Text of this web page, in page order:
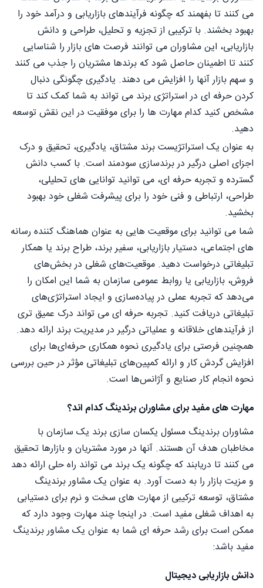
می کنند تا بفهمند که چگونه فرآیندهای بازاریابی و درآمد خود را
بهبود بخشند. با ترکیبی از تجزیه و تحلیل، طراحی و دانش
بازاریابی، این مشاوران می توانند فرصت های بازار را شناسایی
کنند تا اطمینان حاصل شود که برندها مشتریان را جذب می کنند
و سهم بازار آنها را افزایش می دهند. یادگیری چگونگی دنبال
کردن حرفه ای در استراتژی برند می تواند به شما کمک کند تا
مشخص کنید کدام مهارت ها را برای موفقیت در این نقش توسعه
دهید.
به عنوان یک استراتژیست برند مشتاق، یادگیری، تحقیق و درک
اجزای اصلی درگیر در برندسازی سودمند است. با کسب دانش
گسترده و تجربه حرفه ای، می توانید توانایی های تحلیلی،
طراحی، ارتباطی و فنی خود را برای پیشرفت شغلی خود بهبود
بخشید.
شما می توانید برای موقعیت هایی به عنوان هماهنگ کننده رسانه
های اجتماعی، دستیار بازاریابی، سفیر برند، طراح برند یا همکار
تبلیغاتی درخواست دهید. موقعیت‌های شغلی در بخش‌های
فروش، بازاریابی یا روابط عمومی سازمان به شما این امکان را
می‌دهد که تجربه عملی در پیاده‌سازی و ایجاد استراتژی‌های
تبلیغاتی دریافت کنید. تجربه حرفه ای می تواند درک عمیق تری
از فرآیندهای خلاقانه و عملیاتی درگیر در مدیریت برند ارائه دهد.
همچنین فرصتی برای یادگیری نحوه همکاری حرفه‌ای‌ها برای
افزایش گردش کار و ارائه کمپین‌های تبلیغاتی مؤثر در حین بررسی
نحوه انجام کار صنایع و آژانس‌ها است.
مهارت های مفید برای مشاوران برندینگ کدام اند؟
مشاوران برندینگ مسئول یکسان سازی برند یک سازمان با
مخاطبان هدف آن هستند. آنها در مورد مشتریان و بازارها تحقیق
می کنند تا دریابند که چگونه یک برند می تواند راه حلی ارائه دهد
و مزیت بازار را به دست آورد. به عنوان یک مشاور برندینگ
مشتاق، توسعه ترکیبی از مهارت های سخت و نرم برای دستیابی
به اهداف شغلی مفید است. در اینجا چند مهارت وجود دارد که
ممکن است برای رشد حرفه ای شما به عنوان یک مشاور برندینگ
مفید باشد:
دانش بازاریابی دیجیتال